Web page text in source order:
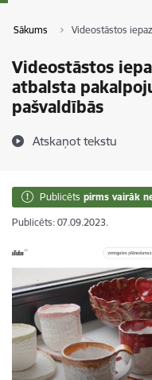
Sākums Videostāstos
Videostāstos
atbalsta
pašvaldībās
Atskaņot tekstu
Publicēts pirms vairāk
Publicēts: 07.09.2023.